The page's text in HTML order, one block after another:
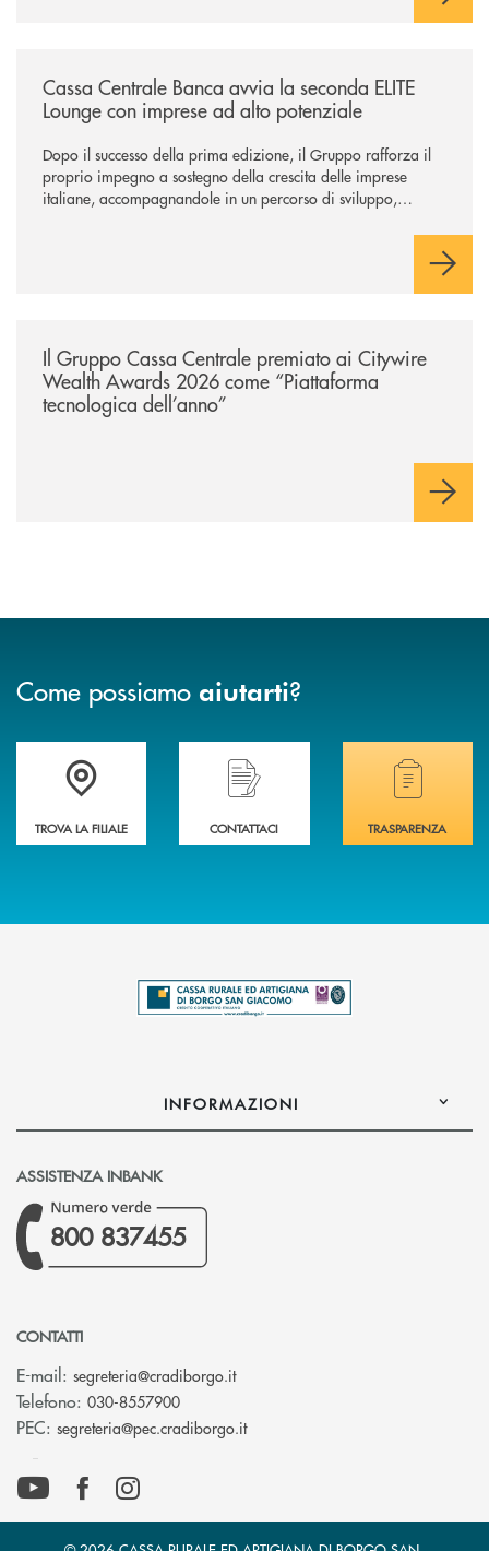
Cassa Centrale Banca avvia la seconda ELITE
Lounge con imprese ad alto potenziale
Dopo il successo della prima edizione, il Gruppo rafforza il
proprio impegno a sostegno della crescita delle imprese
italiane, accompagnandole in un percorso di sviluppo,
Il Gruppo Cassa Centrale premiato ai Citywire
Wealth Awards 2026 come “Piattaforma
tecnologica dell’anno”
Come possiamo aiutarti?
Trova la filiale più vicina a te .
TROVA LA FILIALE
Hai bisogno di assistenza immediata?
CONTATTACI
Hai bisogno di
TRASPARENZA
INFORMAZIONI
ASSISTENZA INBANK
800 837455
CONTATTI
E-mail: segreteria@cradiborgo.it(si apre l’app di posta elettronica)
Telefono: 030-8557900
PEC: segreteria@pec.cradiborgo.it(si apre l’app di posta